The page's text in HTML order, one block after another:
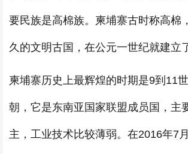
要民族是高棉族。柬埔寨古时称高棉
久的文明古国，在公元一世纪就建立
柬埔寨历史上最辉煌的时期是9到11
朝，它是东南亚国家联盟成员国，主
主，工业技术比较薄弱。在2016年7